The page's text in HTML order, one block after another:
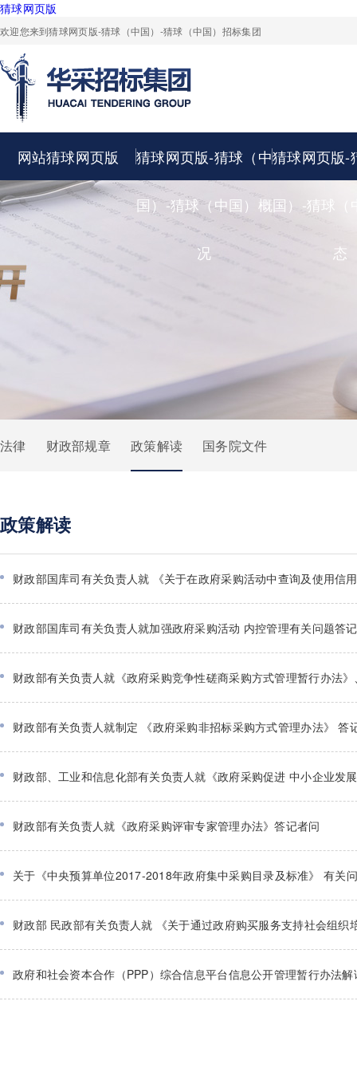
猜球网页版
欢迎您来到猜球网页版-猜球（中国）-猜球（中国）招标集团
网站猜球网页版 猜球网页版-猜球（中
国）-猜球（中国）概
况
猜球网页版-
国）-猜球（
态
法律 财政部规章 政策解读 国务院文件
政策解读
财政部国库司有关负责人就 《关于在政府采购活动中查询及使用信
财政部国库司有关负责人就加强政府采购活动 内控管理有关问题答
财政部有关负责人就《政府采购竞争性磋商采购方式管理暂行办法
财政部有关负责人就制定 《政府采购非招标采购方式管理办法》 答
财政部、工业和信息化部有关负责人就《政府采购促进 中小企业发
财政部有关负责人就《政府采购评审专家管理办法》答记者问
关于《中央预算单位2017-2018年政府集中采购目录及标准》 有关
财政部 民政部有关负责人就 《关于通过政府购买服务支持社会组织
政府和社会资本合作（PPP）综合信息平台信息公开管理暂行办法解